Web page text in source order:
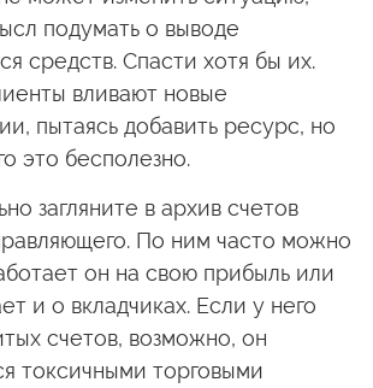
подумать о выводе
средств. Спасти хотя бы их.
вливают новые
пытаясь добавить ресурс, но
это бесполезно.
загляните в архив счетов
По ним часто можно
он на свою прибыль или
и о вкладчиках. Если у него
счетов, возможно, он
токсичными торговыми